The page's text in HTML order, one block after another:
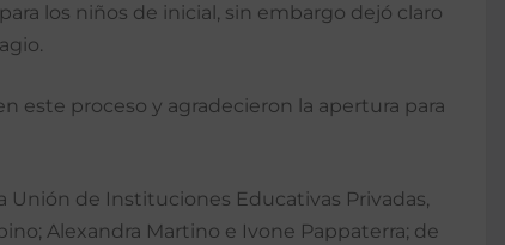
los niños de inicial, sin embargo dejó claro
este proceso y agradecieron la apertura para
Unión de Instituciones Educativas Privadas,
Alexandra Martino e Ivone Pappaterra; de